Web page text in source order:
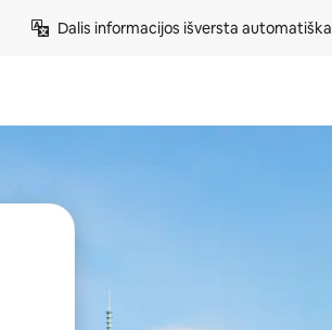
Dalis informacijos išversta